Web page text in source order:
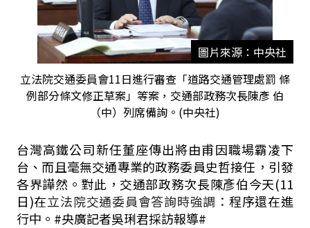
圖片來源：中央社
立法院交通委員會11日進行審查「道路交通管理處罰 條
例部分條文修正草案」等案，交通部政務次長陳彥 伯
（中）列席備詢。(中央社)
台灣高鐵公司新任董座傳出將由甫因職場霸凌下
台、而且毫無交通專業的政務委員史哲接任，引發
各界譁然。對此，交通部政務次長陳彥伯今天(11
日)在立法院交通委員會答詢時強調： 程序還在進
行中。 #央廣記者吳琍君採訪報導#